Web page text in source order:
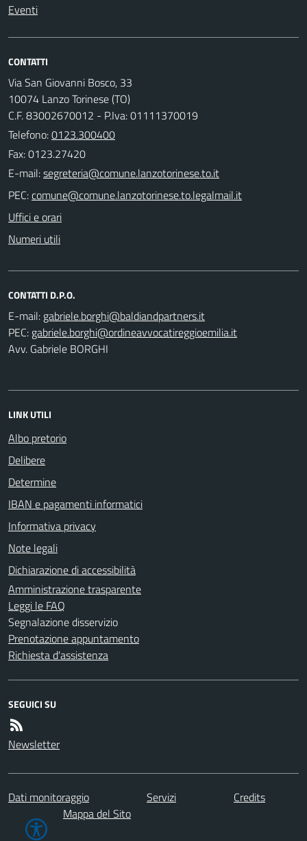
Eventi
CONTATTI
Via San Giovanni Bosco, 33
10074 Lanzo Torinese (TO)
C.F. 83002670012 - P.Iva: 01111370019
Telefono:0123.300400
Fax: 0123.27420
E-mail:
PEC:
Uffici e orari
Numeri utili
CONTATTI D.P.O.
E-mail:
PEC:
Avv. Gabriele BORGHI
LINK UTILI
Albo pretorio
Delibere
Determine
IBAN e pagamenti informatici
Informativa privacy
Note legali
Dichiarazione di accessibilità
Amministrazione trasparente
Leggi le FAQ
Segnalazione disservizio
Prenotazione appuntamento
Richiesta d'assistenza
SEGUICI SU
Newsletter
Dati monitoraggio Servizi
Credits
Mappa del Sito